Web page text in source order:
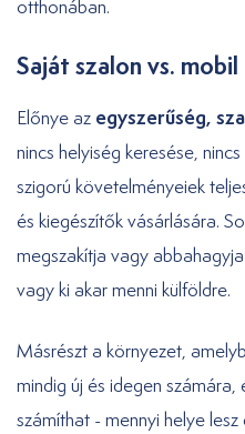
otthonában.
Saját szalon vs.
Előnye az egyszerűség,
nincs helyiség keresése,
szigorú követelményeiek
és kiegészítők vásárlására.
megszakítja vagy
vagy ki akar menni külföldre.
Másrészt a környezet,
mindig új és idegen
számíthat - mennyi helye lesz